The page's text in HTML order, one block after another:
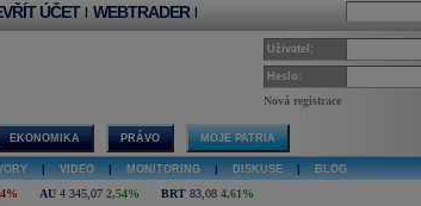
ÚČET | WEBTRADER |
Uživatel:
Heslo:
Nová registrace
EKONOMIKA PRÁVO MOJE PATRIA
VIDEO MONITORING DISKUSE BLOG
AU 4 345,07 2,54% BRT 83,08 4,61%